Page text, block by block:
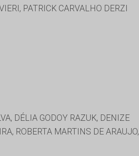
PATRICK CARVALHO DERZI
DÉLIA GODOY RAZUK, DENIZE
ROBERTA MARTINS DE ARAUJO,